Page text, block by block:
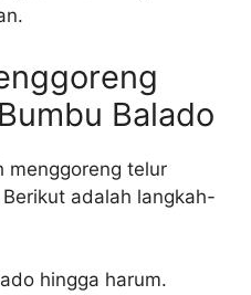
Balado
menggoreng telur
adalah langkah-
hingga harum.